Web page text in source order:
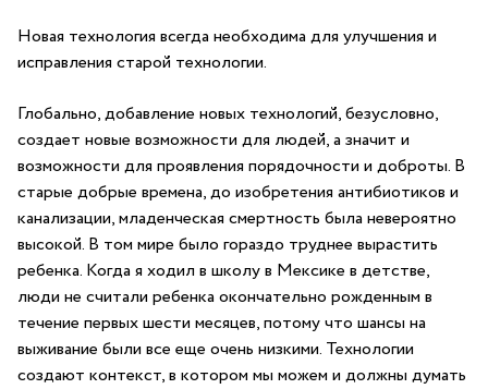
Новая технология всегда необходима для улучшения и
исправления старой технологии.
Глобально, добавление новых технологий, безусловно,
создает новые возможности для людей, а значит и
возможности для проявления порядочности и доброты. В
старые добрые времена, до изобретения антибиотиков и
канализации, младенческая смертность была невероятно
высокой. В том мире было гораздо труднее вырастить
ребенка. Когда я ходил в школу в Мексике в детстве,
люди не считали ребенка окончательно рожденным в
течение первых шести месяцев, потому что шансы на
выживание были все еще очень низкими. Технологии
создают контекст, в котором мы можем и должны думать